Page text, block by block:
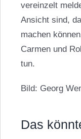
vereinzelt
Ansicht sind,
machen
Carmen und
tun.
Bild: Georg
Das